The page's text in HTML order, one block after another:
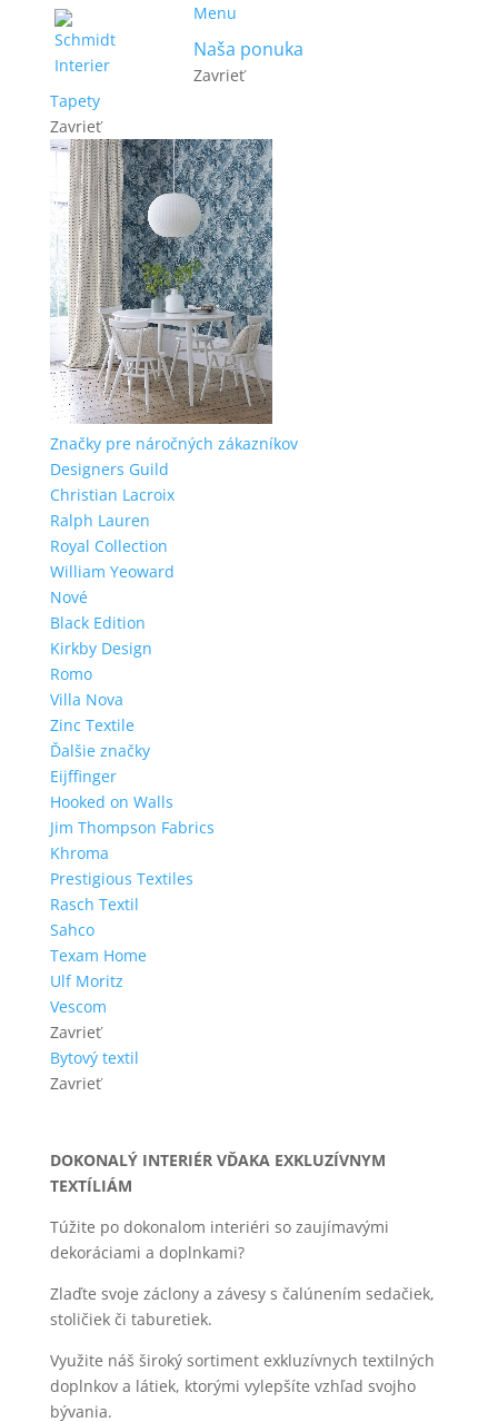
Menu
Naša ponuka
Zavrieť
Tapety
Zavrieť
Značky pre náročných zákazníkov
Designers Guild
Christian Lacroix
Ralph Lauren
Royal Collection
William Yeoward
Nové
Black Edition
Kirkby Design
Romo
Villa Nova
Zinc Textile
Ďalšie značky
Eijffinger
Hooked on Walls
Jim Thompson Fabrics
Khroma
Prestigious Textiles
Rasch Textil
Sahco
Texam Home
Ulf Moritz
Vescom
Zavrieť
Bytový textil
Zavrieť
DOKONALÝ INTERIÉR VĎAKA EXKLUZÍVNYM
TEXTÍLIÁM
Túžite po dokonalom interiéri so zaujímavými
dekoráciami a doplnkami?
Zlaďte svoje záclony a závesy s čalúnením sedačiek,
stoličiek či taburetiek.
Využite náš široký sortiment exkluzívnych textilných
doplnkov a látiek, ktorými vylepšíte vzhľad svojho
bývania.